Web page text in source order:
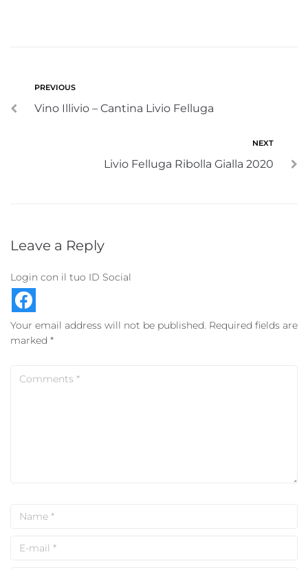
PREVIOUS
Vino Illivio – Cantina Livio Felluga
NEXT
Livio Felluga Ribolla Gialla 2020
Leave a Reply
Login con il tuo ID Social
Your email address will not be published. Required fields are
marked *